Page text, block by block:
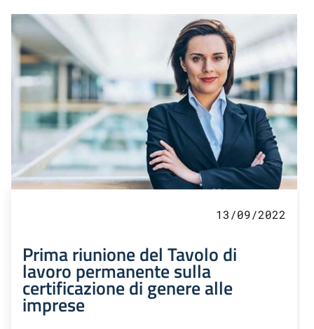
13/09/2022
Prima riunione del Tavolo di
lavoro permanente sulla
certificazione di genere alle
imprese